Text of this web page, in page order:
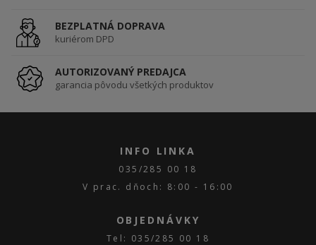
BEZPLATNÁ DOPRAVA
kuriérom DPD
AUTORIZOVANÝ PREDAJCA
garancia pôvodu všetkých produktov
INFO LINKA
035/285 00 18
V prac. dňoch: 8:00 - 16:00
OBJEDNÁVKY
Tel: 035/285 00 18